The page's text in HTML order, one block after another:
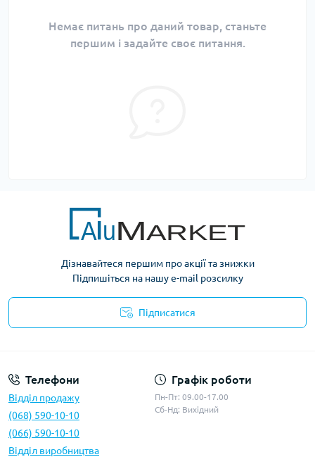
Немає питань про даний товар, станьте
першим і задайте своє питання.
Дізнавайтеся першим про акції та знижки
Підпишіться на нашу e-mail розсилку
Підписатися
Телефони
Відділ продажу
(068) 590-10-10
(066) 590-10-10
Відділ виробництва
Графік роботи
Пн-Пт: 09.00-17.00
Сб-Нд: Вихідний